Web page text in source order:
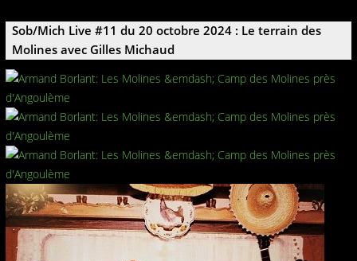
Sob/Mich Live #11 du 20 octobre 2024 : Le terrain des
Molines avec Gilles Michaud